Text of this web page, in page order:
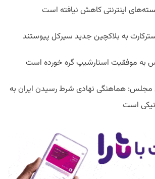
اینترنتی کاهش نیافته است
به بلاکچین جدید سیرکل پیوستند
به موفقیت استارشیپ گره خورده است
هماهنگی نهادی شرط رسیدن ایران به